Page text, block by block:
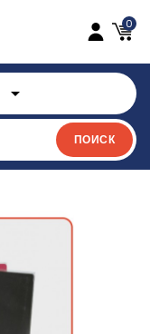
0
arrow_drop_down
ПОИСК